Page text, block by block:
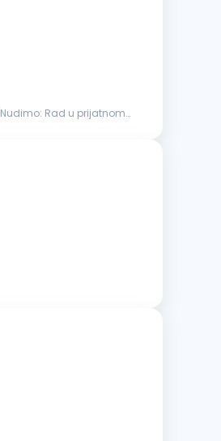
Nudimo: Rad u prijatnom